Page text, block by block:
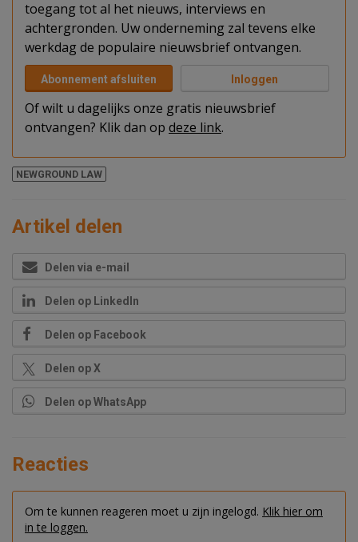
toegang tot al het nieuws, interviews en
achtergronden. Uw onderneming zal tevens elke
werkdag de populaire nieuwsbrief ontvangen.
Abonnement afsluiten Inloggen
Of wilt u dagelijks onze gratis nieuwsbrief
ontvangen? Klik dan op deze link.
NEWGROUND LAW
Artikel delen
Delen via e-mail
Delen op LinkedIn
Delen op Facebook
Delen op X
Delen op WhatsApp
Reacties
Om te kunnen reageren moet u zijn ingelogd. Klik hier om
in te loggen.